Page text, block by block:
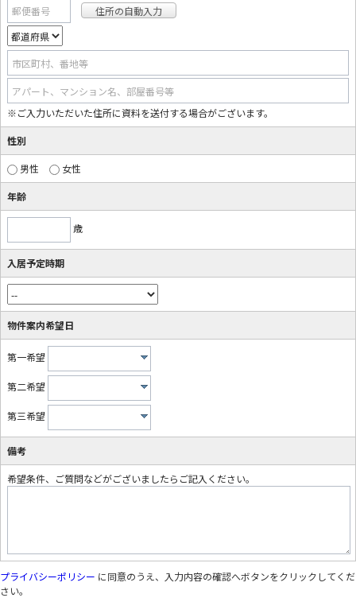
郵便番号
市区町村、番地等
アパート、マンション名、部屋番号等
※ご入力いただいた住所に資料を送付する場合がございます。
性別
男性 女性
年齢
歳
入居予定時期
物件案内希望日
第一希望
第二希望
第三希望
備考
希望条件、ご質問などがございましたらご記入ください。
プライバシーポリシー に同意のうえ、入力内容の確認へボタンをクリックしてくだ
さい。